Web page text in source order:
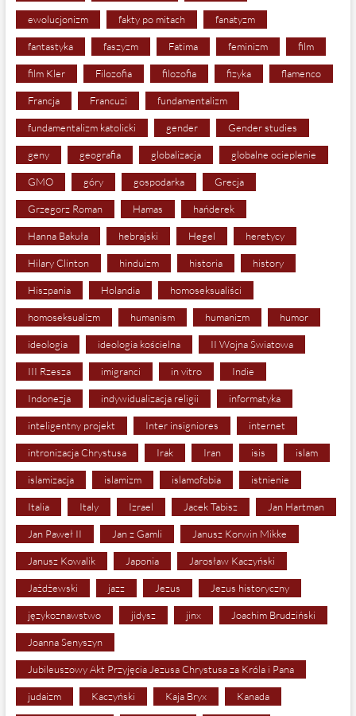
ewolucjonizm fakty po mitach fanatyzm
fantastyka faszyzm Fatima feminizm film
film Kler Filozofia filozofia fizyka flamenco
Francja Francuzi fundamentalizm
fundamentalizm katolicki gender Gender studies
geny geografia globalizacja globalne ocieplenie
GMO góry gospodarka Grecja
Grzegorz Roman Hamas hańderek
Hanna Bakuła hebrajski Hegel heretycy
Hilary Clinton hinduizm historia history
Hiszpania Holandia homoseksualiści
homoseksualizm humanism humanizm humor
ideologia ideologia kościelna II Wojna Światowa
III Rzesza imigranci in vitro Indie
Indonezja indywidualizacja religii informatyka
inteligentny projekt Inter insigniores internet
intronizacja Chrystusa Irak Iran isis islam
islamizacja islamizm islamofobia istnienie
Italia Italy Izrael Jacek Tabisz Jan Hartman
Jan Paweł II Jan z Gamli Janusz Korwin Mikke
Janusz Kowalik Japonia Jarosław Kaczyński
Jażdżewski jazz Jezus Jezus historyczny
językoznawstwo jidysz jinx Joachim Brudziński
Joanna Senyszyn
Jubileuszowy Akt Przyjęcia Jezusa Chrystusa za Króla i Pana
judaizm Kaczyński Kaja Bryx Kanada